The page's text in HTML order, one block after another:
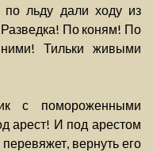
льду дали ходу из
По коням! По
Тильки живыми
с помороженными
арест! И под арестом
вернуть его